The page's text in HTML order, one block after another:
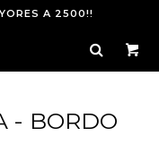
A 2500!!
- BORDO